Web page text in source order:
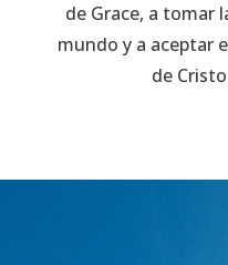
de Grace, a tomar
mundo y a aceptar
de